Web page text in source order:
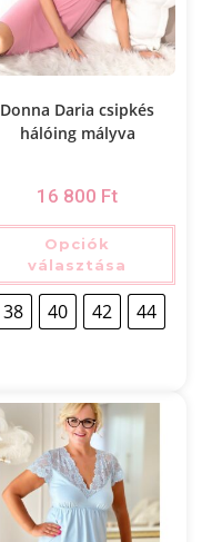
Donna Daria csipkés
hálóing mályva
16 800 Ft
Opciók
választása
38 40 42 44